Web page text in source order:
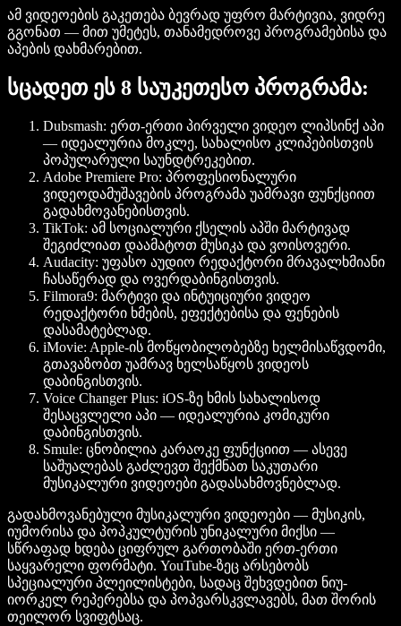
ამ ვიდეოების გაკეთება ბევრად უფრო მარტივია, ვიდრე
გგონათ — მით უმეტეს, თანამედროვე პროგრამებისა და
აპების დახმარებით.
სცადეთ ეს 8 საუკეთესო პროგრამა:
Dubsmash: ერთ-ერთი პირველი ვიდეო ლიპსინქ აპი
— იდეალურია მოკლე, სახალისო კლიპებისთვის
პოპულარული საუნდტრეკებით.
Adobe Premiere Pro: პროფესიონალური
ვიდეოდამუშავების პროგრამა უამრავი ფუნქციით
გადახმოვანებისთვის.
TikTok: ამ სოციალური ქსელის აპში მარტივად
შეგიძლიათ დაამატოთ მუსიკა და ვოისოვერი.
Audacity: უფასო აუდიო რედაქტორი მრავალხმიანი
ჩასაწერად და ოვერდაბინგისთვის.
Filmora9: მარტივი და ინტუიციური ვიდეო
რედაქტორი ხმების, ეფექტებისა და ფენების
დასამატებლად.
iMovie: Apple-ის მოწყობილობებზე ხელმისაწვდომი,
გთავაზობთ უამრავ ხელსაწყოს ვიდეოს
დაბინგისთვის.
Voice Changer Plus: iOS-ზე ხმის სახალისოდ
შესაცვლელი აპი — იდეალურია კომიკური
დაბინგისთვის.
Smule: ცნობილია კარაოკე ფუნქციით — ასევე
საშუალებას გაძლევთ შექმნათ საკუთარი
მუსიკალური ვიდეოები გადასახმოვნებლად.
გადახმოვანებული მუსიკალური ვიდეოები — მუსიკის,
იუმორისა და პოპკულტურის უნიკალური მიქსი —
სწრაფად ხდება ციფრულ გართობაში ერთ-ერთი
საყვარელი ფორმატი. YouTube-ზეც არსებობს
სპეციალური პლეილისტები, სადაც შეხვდებით ნიუ-
იორკელ რეპერებსა და პოპვარსკვლავებს, მათ შორის
თეილორ სვიფტსაც.